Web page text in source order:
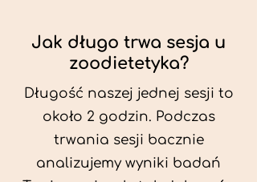
Jak długo trwa sesja u
zoodietetyka?
Długość naszej jednej sesji to
około 2 godzin. Podczas
trwania sesji bacznie
analizujemy wyniki badań